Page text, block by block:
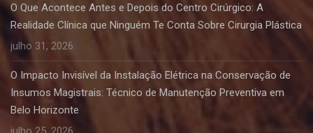
O Que Acontece Antes e Depois do Centro Cirúrgico: A
Realidade Clínica que Ninguém Te Conta Sobre Cirurgia Plástica
julho 31, 2026
O Impacto Invisível da Instalação Elétrica na Conservação de
Insumos Magistrais: Técnico de Manutenção Preventiva em
Belo Horizonte